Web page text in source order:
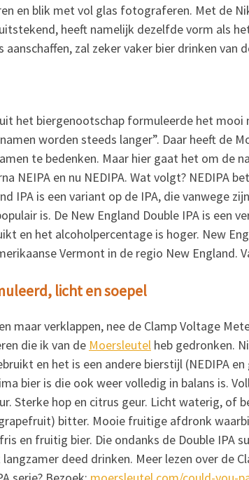
en blik met vol glas fotograferen. Met de
heeft namelijk dezelfde vorm als
aanschaffen, zal zeker vaker bier drinken
het biergenootschap formuleerde het mooi
worden steeds langer”. Daar heeft de
te bedenken. Maar hier gaat het om de
NEIPA en nu NEDIPA. Wat volgt? NEDIPA
IPA is een variant op de IPA, die vanwege
is. De New England Double IPA is een
en het alcoholpercentage is hoger. New
Vermont in de regio New England.
licht en soepel
maar verklappen, nee de Clamp Voltage
die ik van de Moersleutel heb gedronken.
en het is een andere bierstijl (NEDIPA
bier is die ook weer volledig in balans is.
Sterke hop en citrus geur. Licht waterig, of
bitter. Mooie fruitige afdronk
en fruitig bier. Die ondanks de Double IPA
deed drinken. Meer lezen over de